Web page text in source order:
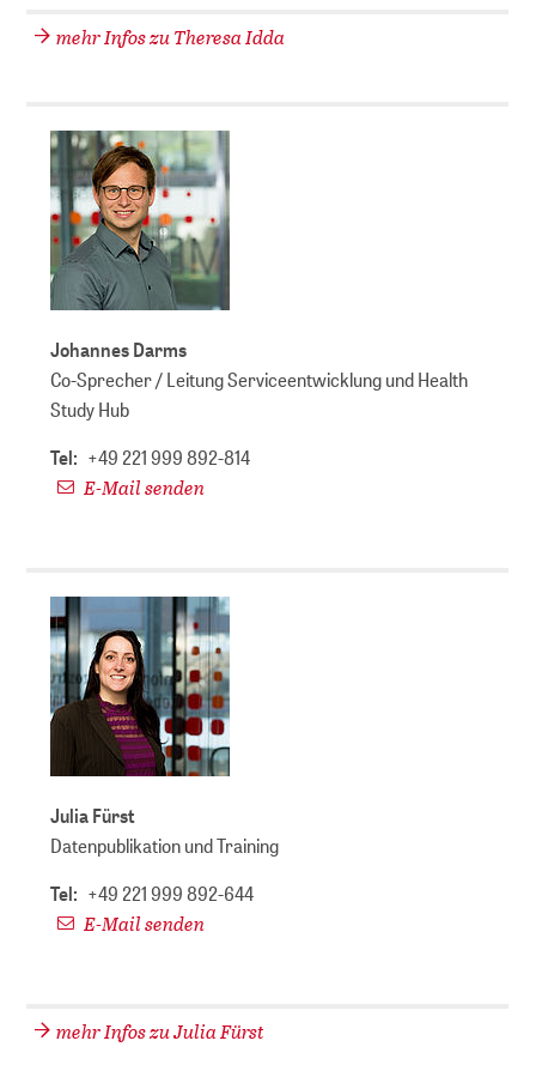
mehr Infos zu Theresa Idda
Johannes Darms
Co-Sprecher / Leitung Serviceentwicklung und Health
Study Hub
Tel: +49 221 999 892-814
E-Mail senden
Julia Fürst
Datenpublikation und Training
Tel: +49 221 999 892-644
E-Mail senden
mehr Infos zu Julia Fürst